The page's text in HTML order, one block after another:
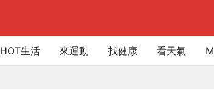
HOT生活 來運動 找健康 看天氣